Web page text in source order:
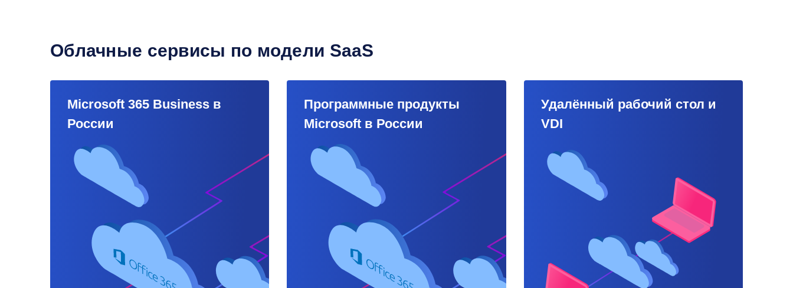
Облачные сервисы по модели SaaS
Microsoft 365 Business в
России
Программные продукты
Microsoft в России
Удалённый рабочий стол и
VDI